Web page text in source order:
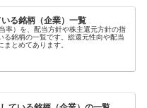
る銘柄（企業）一覧
率）を、配当方針や株主還元方針の指
る銘柄の一覧です。総還元性向や配当
まとめてあります。